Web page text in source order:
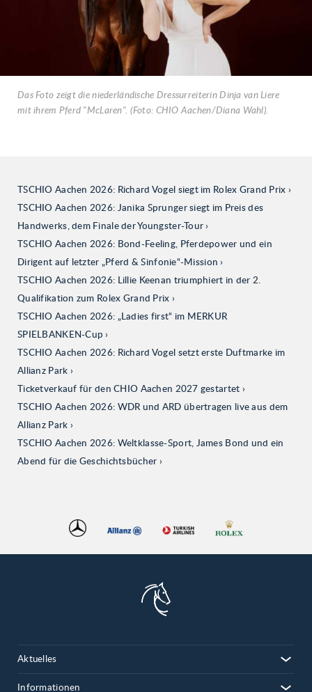
Das Foto zeigt die niederländische Dressurreiterin Dinja van Liere
mit ihrem Pferd "McLaren". (Foto: CHIO Aachen/Diana Wahl).
TSCHIO Aachen 2026: Richard Vogel siegt im Rolex Grand Prix
TSCHIO Aachen 2026: Janika Sprunger siegt im Preis des
Handwerks, dem Finale der Youngster-Tour
TSCHIO Aachen 2026: Bond-Feeling, Pferdepower und ein
Dirigent auf letzter „Pferd & Sinfonie“-Mission
TSCHIO Aachen 2026: Lillie Keenan triumphiert in der 2.
Qualifikation zum Rolex Grand Prix
TSCHIO Aachen 2026: „Ladies first“ im MERKUR
SPIELBANKEN-Cup
TSCHIO Aachen 2026: Richard Vogel setzt erste Duftmarke im
Allianz Park
Ticketverkauf für den CHIO Aachen 2027 gestartet
TSCHIO Aachen 2026: WDR und ARD übertragen live aus dem
Allianz Park
TSCHIO Aachen 2026: Weltklasse-Sport, James Bond und ein
Abend für die Geschichtsbücher
Aktuelles
Informationen